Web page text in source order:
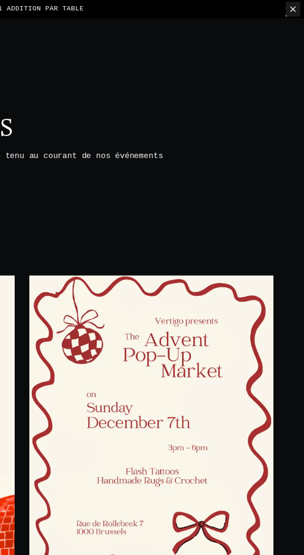
ADDITION PAR TABLE
au courant de nos événements